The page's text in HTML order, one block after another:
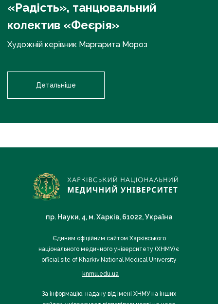
«Радість», танцювальний
колектив «Феєрія»
Художній керівник Маргарита Мороз
Детальніше
пр. Науки, 4, м. Харків, 61022, Україна
Єдиним офіційним сайтом Харківського
національного медичного університету (ХНМУ) є
official site of Kharkiv National Medical University
knmu.edu.ua
За інформацію, надану від імені ХНМУ на інших